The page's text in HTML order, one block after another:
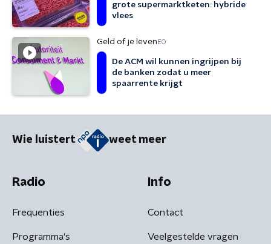
grote supermarktketen: hybride
vlees
Geld of je leven EO
De ACM wil kunnen ingrijpen bij
de banken zodat u meer
spaarrente krijgt
Wie luistert weet meer
Radio
Frequenties
Programma's
Info
Contact
Veelgestelde vragen